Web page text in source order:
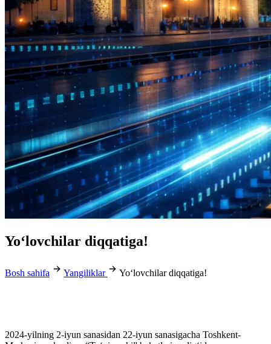
Yo‘lovchilar diqqatiga!
Bosh sahifa Yangiliklar Yo‘lovchilar diqqatiga!
2024-yilning 2-iyun sanasidan 22-iyun sanasigacha Toshkent-